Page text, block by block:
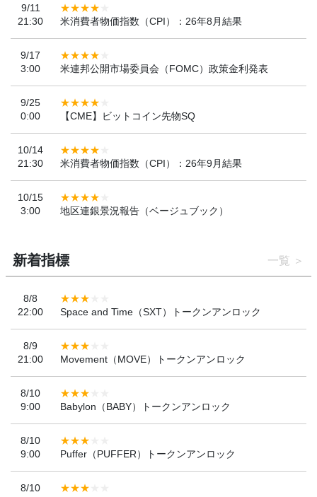
9/11
21:30
米消費者物価指数（CPI）：26年8月結果
9/17
3:00
米連邦公開市場委員会（FOMC）政策金利発表
9/25
0:00
【CME】ビットコイン先物SQ
10/14
21:30
米消費者物価指数（CPI）：26年9月結果
10/15
3:00
地区連銀景況報告（ベージュブック）
新着指標 一覧
8/8
22:00
Space and Time（SXT）トークンアンロック
8/9
21:00
Movement（MOVE）トークンアンロック
8/10
9:00
Babylon（BABY）トークンアンロック
8/10
9:00
Puffer（PUFFER）トークンアンロック
8/10